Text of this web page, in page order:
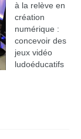
à la relève en
création
numérique :
concevoir des
jeux vidéo
ludoéducatifs